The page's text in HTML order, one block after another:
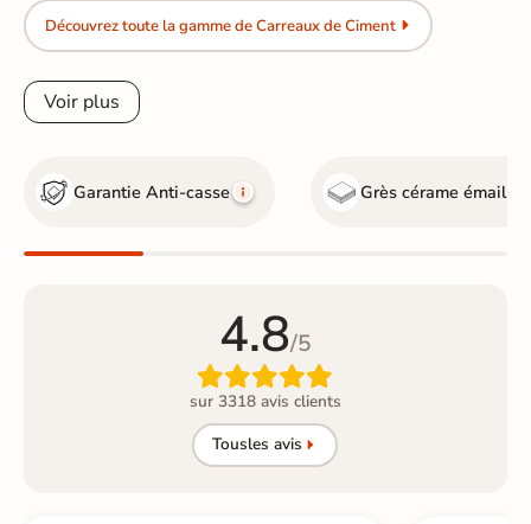
Découvrez toute la gamme de Carreaux de Ciment
Voir plus
Garantie Anti-casse Grès cérame émaillé
4.8/5

sur 3318 avis clients
Tousles avis